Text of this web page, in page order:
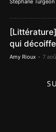
qui
Amy Rioux - 7